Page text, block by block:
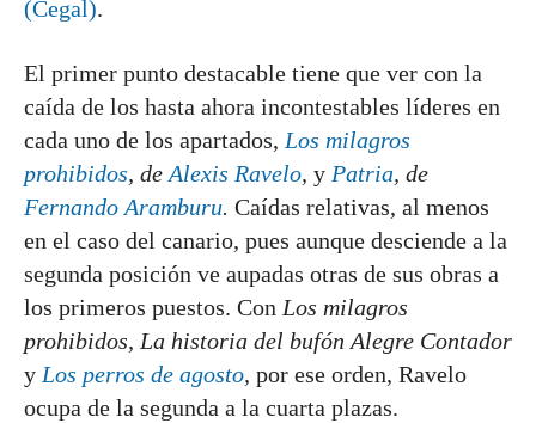
(Cegal).
El primer punto destacable tiene que ver con la
caída de los hasta ahora incontestables líderes en
cada uno de los apartados, Los milagros
prohibidos, de Alexis Ravelo, y Patria, de
Fernando Aramburu. Caídas relativas, al menos
en el caso del canario, pues aunque desciende a la
segunda posición ve aupadas otras de sus obras a
los primeros puestos. Con Los milagros
prohibidos, La historia del bufón Alegre Contador
y Los perros de agosto, por ese orden, Ravelo
ocupa de la segunda a la cuarta plazas.